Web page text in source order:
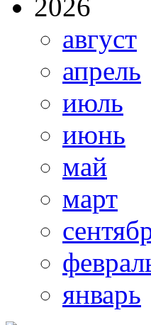
2026
август
апрель
июль
июнь
май
март
январь